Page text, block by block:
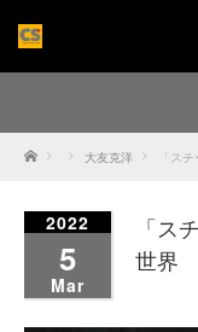
Home 大友克洋 「ス
2022
5
Mar
「ス
世界